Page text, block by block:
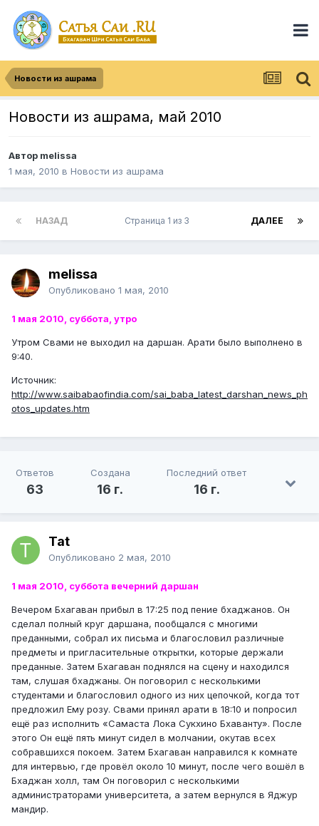
Новости из ашрама
Новости из ашрама, май 2010
Автор melissa
1 мая, 2010 в Новости из ашрама
НАЗАД ДАЛЕЕ
Страница 1 из 3
melissa
Опубликовано 1 мая, 2010
1 мая 2010, суббота, утро
Утром Свами не выходил на даршан. Арати было выполнено в
9:40.
Источник:
http://www.saibabaofindia.com/sai_baba_latest_darshan_news_ph
otos_updates.htm
Ответов
63
Создана
16 г.
Последний ответ
16 г.
Tat
Опубликовано 2 мая, 2010
1 мая 2010, суббота вечерний даршан
Вечером Бхагаван прибыл в 17:25 под пение бхаджанов. Он
сделал полный круг даршана, пообщался с многими
преданными, собрал их письма и благословил различные
предметы и пригласительные открытки, которые держали
преданные. Затем Бхагаван поднялся на сцену и находился
там, слушая бхаджаны. Он поговорил с несколькими
студентами и благословил одного из них цепочкой, когда тот
предложил Ему розу. Свами принял арати в 18:10 и попросил
ещё раз исполнить «Самаста Лока Сукхино Бхаванту». После
этого Он ещё пять минут сидел в молчании, окутав всех
собравшихся покоем. Затем Бхагаван направился к комнате
для интервью, где провёл около 10 минут, после чего вошёл в
Бхаджан холл, там Он поговорил с несколькими
администраторами университета, а затем вернулся в Яджур
мандир.